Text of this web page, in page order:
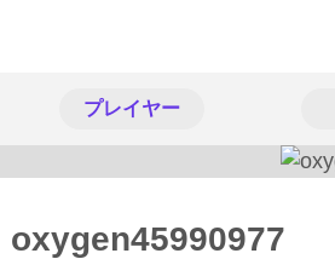
プレイヤー
oxygen45990977